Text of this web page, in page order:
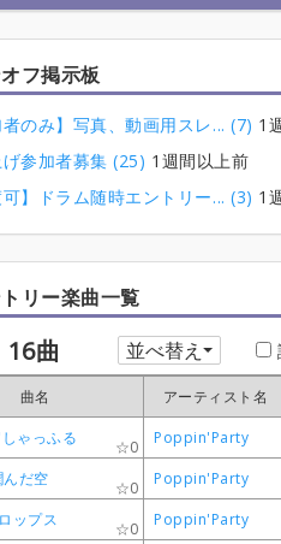
フ掲示板
者のみ】写真、動画用スレ... (7) 1
参加者募集 (25) 1週間以上前
可】ドラム随時エントリー... (3) 1
リー楽曲一覧
16曲 並べ替え
曲名 アーティスト名
ゃっふる
0 Poppin'Party
だ空
0 Poppin'Party
ップス
0 Poppin'Party
曲名 アーティスト名
ゃっふる
0 Poppin'Party
だ空
0 Poppin'Party
ップス
0 Poppin'Party
曲名 アーティスト名
ゃっふる
0 Poppin'Party
だ空
0 Poppin'Party
ップス
0 Poppin'Party
曲名 アーティスト名
ゃっふる
0 Poppin'Party
だ空
0 Poppin'Party
ップス
0 Poppin'Party